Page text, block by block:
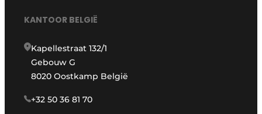
KANTOOR BELGIË
Kapellestraat 132/1
Gebouw G
8020 Oostkamp België
+32 50 36 81 70